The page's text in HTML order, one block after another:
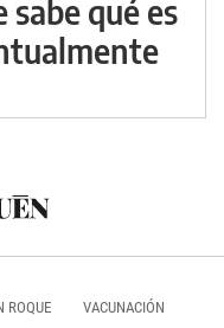
qué es
ROQUE VACUNACIÓN